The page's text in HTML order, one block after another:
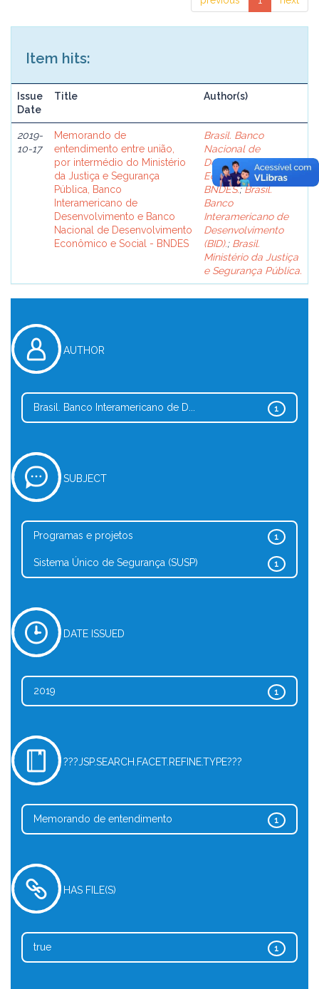
Item hits:
Issue
Date
Title Author(s)
2019-
10-17
Memorando de
entendimento entre união,
por intermédio do Ministério
da Justiça e Segurança
Pública, Banco
Interamericano de
Desenvolvimento e Banco
Nacional de Desenvolvimento
Econômico e Social - BNDES
Brasil. Banco
Nacional de
Desenvolvimento
Econômico e Social -
BNDES.;Brasil.
Banco
Interamericano de
Desenvolvimento
(BID).; Brasil.
Ministério da Justiça
e Segurança Pública.
AUTHOR
1
Brasil. Banco Interamericano de D...
SUBJECT
1
Programas e projetos
1
Sistema Único de Segurança (SUSP)
DATE ISSUED
1
2019
???JSP.SEARCH.FACET.REFINE.TYPE???
1
Memorando de entendimento
HAS FILE(S)
1
true